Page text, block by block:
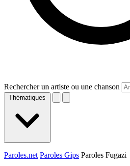
Rechercher un artiste ou une chanson
Thématiques
Paroles.net Paroles Gips Paroles Fugazi